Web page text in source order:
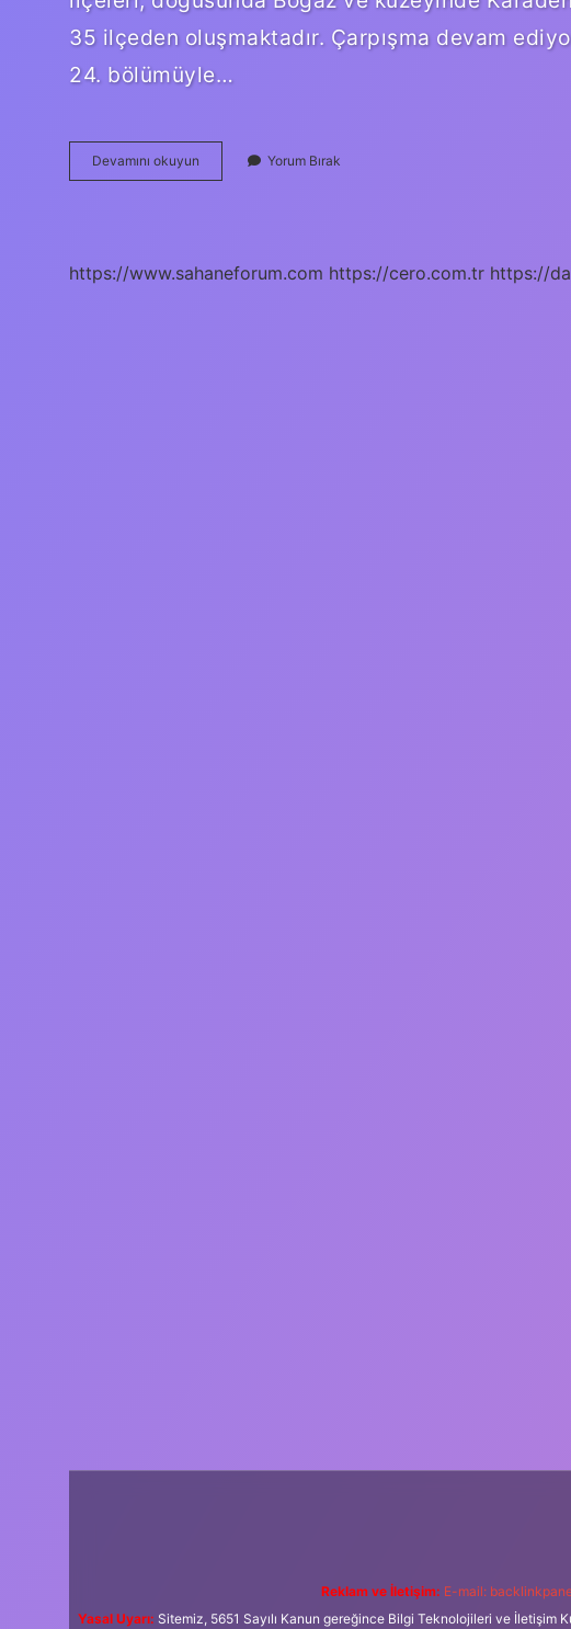
35 ilçeden oluşmaktadır. Çarpışma devam
24. bölümüyle…
Devamını okuyun Çarpışma
Dizisi
Yorum Bırak
https://www.sahaneforum.com https://cero.com.tr https://
Reklam ve İletişim: E-mail:
Yasal Uyarı: Sitemiz, 5651 Sayılı Kanun gereğince Bilgi Teknolojileri ve İletişim